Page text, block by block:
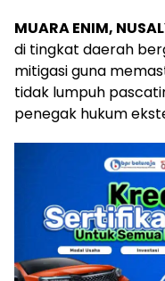
MUARA ENIM,
di tingkat daerah
mitigasi guna
tidak lumpuh
penegak hukum